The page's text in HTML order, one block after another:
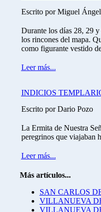
Escrito por Miguel
Durante los días 28, 29
los rincones del mapa.
como figurante vestido
Leer más...
INDICIOS
Escrito por Dario Pozo
La Ermita de Nuestra
peregrinos que viajaban
Leer más...
Más artículos...
SAN CARLOS
VILLANUEVA
VILLANUEVA